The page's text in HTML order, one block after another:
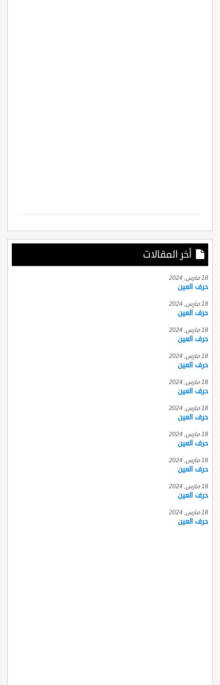
أخر المقالات
18 مارس, 2024
حرف العين
18 مارس, 2024
حرف العين
18 مارس, 2024
حرف العين
18 مارس, 2024
حرف العين
18 مارس, 2024
حرف العين
18 مارس, 2024
حرف العين
18 مارس, 2024
حرف العين
18 مارس, 2024
حرف العين
18 مارس, 2024
حرف العين
18 مارس, 2024
حرف العين